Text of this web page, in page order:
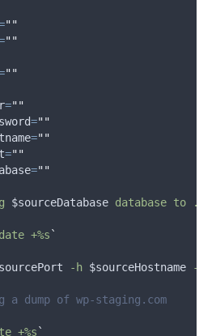
""
""
""
=""
=""
=""
=""
=""
$sourceDatabase database to ./
date +%s `
-h $sourceHostname -u
a dump of wp-staging.com
+%s `